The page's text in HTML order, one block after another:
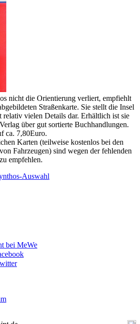
nicht die Orientierung verliert, empfiehlt
Straßenkarte. Sie stellt die Insel
relativ vielen Details dar. Erhältlich ist sie
über gut sortierte Buchhandlungen.
ca. 7,80Euro.
Karten (teilweise kostenlos bei den
Fahrzeugen) sind wegen der fehlenden
empfehlen.
Auswahl